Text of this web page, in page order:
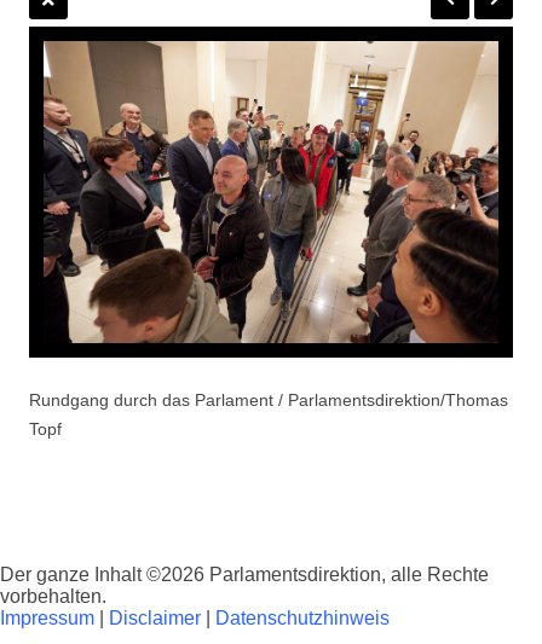
Rundgang durch das Parlament / Parlamentsdirektion/Thomas
Topf
Der ganze Inhalt ©2026 Parlamentsdirektion, alle Rechte
vorbehalten.
Impressum
Disclaimer Datenschutzhinweis